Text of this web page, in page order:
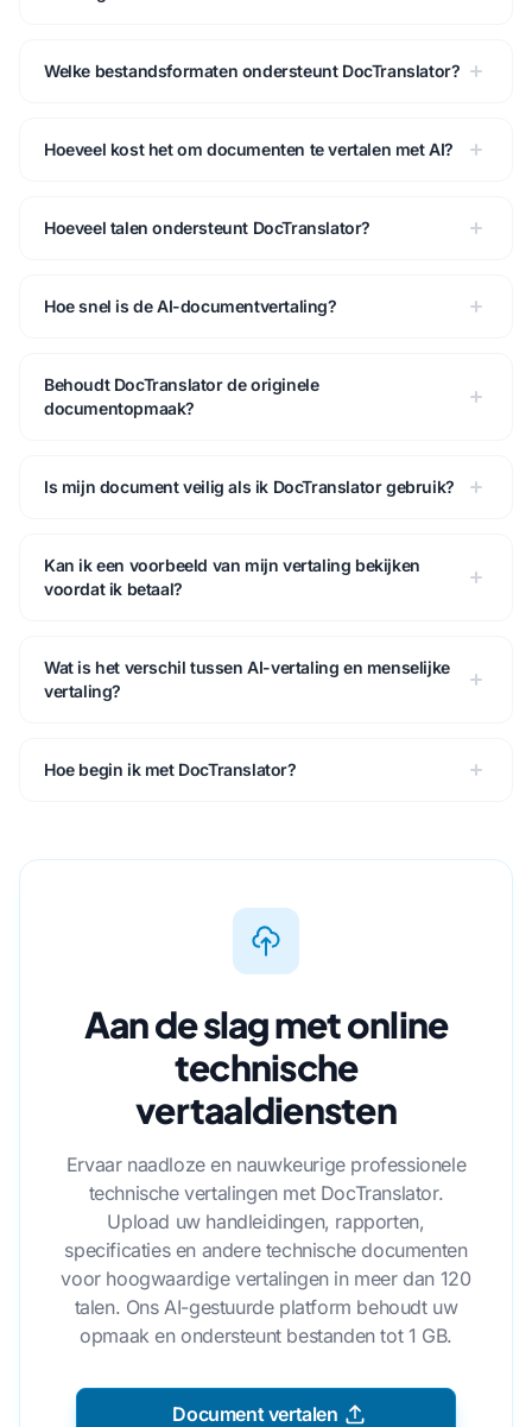
Welke bestandsformaten ondersteunt DocTranslator?
Hoeveel kost het om documenten te vertalen met AI?
Hoeveel talen ondersteunt DocTranslator?
Hoe snel is de AI-documentvertaling?
Behoudt DocTranslator de originele
documentopmaak?
Is mijn document veilig als ik DocTranslator gebruik?
Kan ik een voorbeeld van mijn vertaling bekijken
voordat ik betaal?
Wat is het verschil tussen AI-vertaling en menselijke
vertaling?
Hoe begin ik met DocTranslator?
Aan de slag met online
technische
vertaaldiensten
Ervaar naadloze en nauwkeurige professionele
technische vertalingen met DocTranslator.
Upload uw handleidingen, rapporten,
specificaties en andere technische documenten
voor hoogwaardige vertalingen in meer dan 120
talen. Ons AI-gestuurde platform behoudt uw
opmaak en ondersteunt bestanden tot 1 GB.
Document vertalen